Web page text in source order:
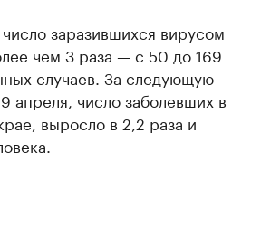
заразившихся вирусом
чем 3 раза — с 50 до 169
случаев. За следующую
апреля, число заболевших в
выросло в 2,2 раза и